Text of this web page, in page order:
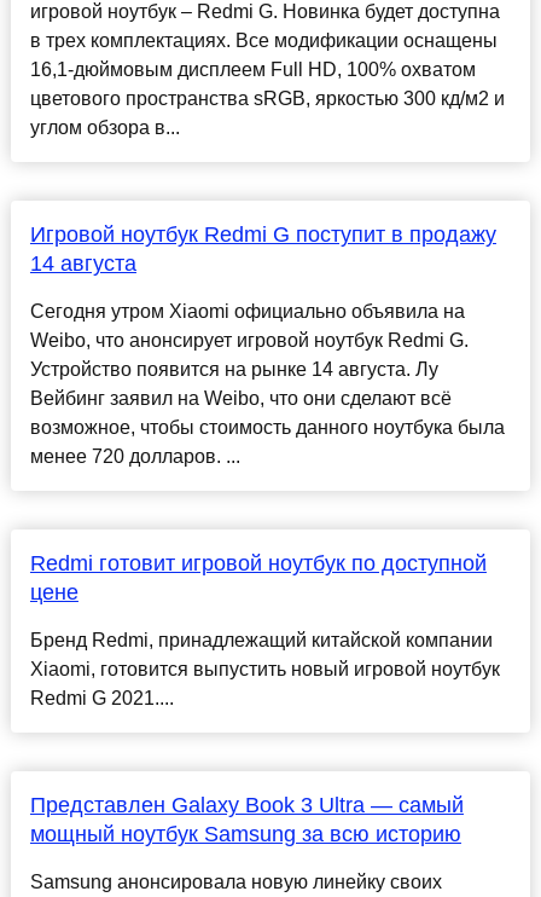
игровой ноутбук – Redmi G. Новинка будет доступна
в трех комплектациях. Все модификации оснащены
16,1-дюймовым дисплеем Full HD, 100% охватом
цветового пространства sRGB, яркостью 300 кд/м2 и
углом обзора в...
Игровой ноутбук Redmi G поступит в продажу
14 августа
Сегодня утром Xiaomi официально объявила на
Weibo, что анонсирует игровой ноутбук Redmi G.
Устройство появится на рынке 14 августа. Лу
Вейбинг заявил на Weibo, что они сделают всё
возможное, чтобы стоимость данного ноутбука была
менее 720 долларов. ...
Redmi готовит игровой ноутбук по доступной
цене
Бренд Redmi, принадлежащий китайской компании
Xiaomi, готовится выпустить новый игровой ноутбук
Redmi G 2021....
Представлен Galaxy Book 3 Ultra — самый
мощный ноутбук Samsung за всю историю
Samsung анонсировала новую линейку своих